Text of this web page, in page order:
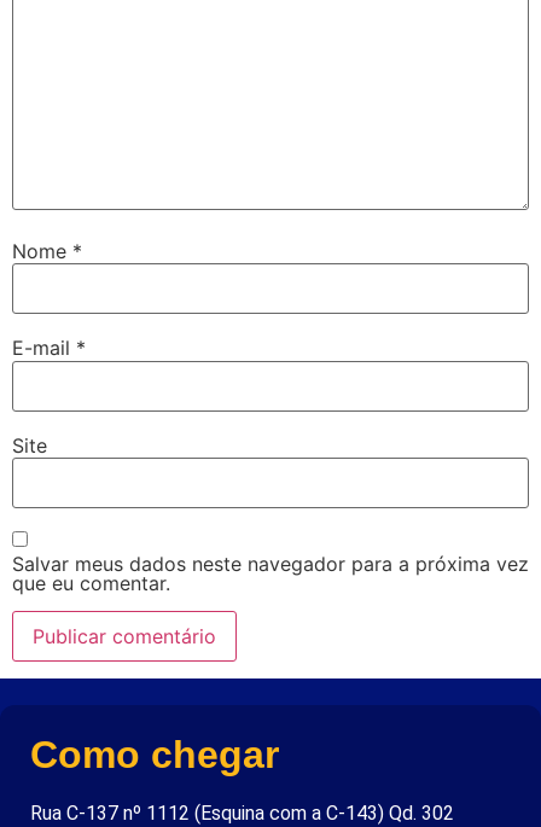
Nome *
E-mail *
Site
Salvar meus dados neste navegador para a próxima vez
que eu comentar.
Como chegar
Rua C-137 nº 1112 (Esquina com a C-143) Qd. 302